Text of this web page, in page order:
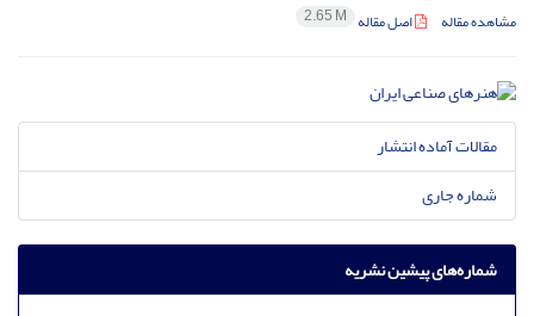
مشاهده مقاله اصل مقاله 2.65 M
مقالات آماده انتشار
شماره جاری
شماره‌های پیشین نشریه